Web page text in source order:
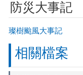
防災大事記
璨樹颱風大事記
相關檔案